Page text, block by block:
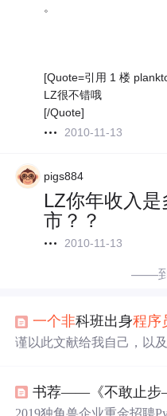
。
[Quote=引用 1 楼
LZ很不错哦
[/Quote]
2010-11-13
pigs884
LZ你年收入
市？？
2010-11-13
——
一个非科班出身程序
谨以此文献给我自己，以
章为开端，作为我在博客
够在博客园的这条写技术
书荐——《不敢止